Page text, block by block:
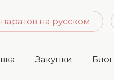
на русском
Закупки Блог